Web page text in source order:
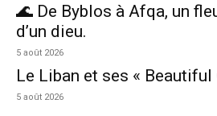
🌊 De Byblos à Afqa, un
d’un dieu.
5 août 2026
Le Liban et ses « Beautiful
5 août 2026